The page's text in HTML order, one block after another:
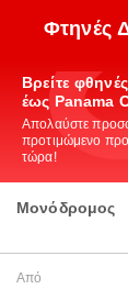
Φτηνές
Βρείτε
έως Panama
Απολαύστε
προτιμώμενο
τώρα!
Μονόδρομος
Από